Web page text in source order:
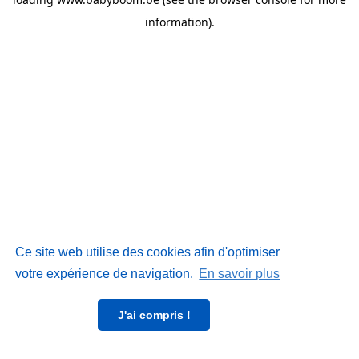
Ce site web utilise des cookies afin d'optimiser
votre expérience de navigation. En savoir plus
J'ai compris !
information).